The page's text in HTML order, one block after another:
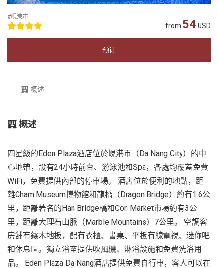
#峴港市
from 54USD
预订
概述
概述
四星級的Eden Plaza酒店位於峴港市（Da Nang City）的中
心地帶，設有24小時前台、游泳池和Spa，各處均覆蓋免費
WiFi，免費提供內部的停車場。 酒店位於便利的地點，距
離Cham Museum博物館和龍橋（Dragon Bridge）約有1.6公
里，距離著名的Han Bridge橋和Con Market市場約有3公
里，距離大理石山脈（Marble Mountains）7公里。 空調客
房舖有鑲木地板，配有衣櫃、書桌、平板有線電視、迷你吧
和休息區。獨立浴室提供吹風機、淋浴設施和免費洗浴用
品。 Eden Plaza Da Nang酒店提供免費自行車，客人可以在